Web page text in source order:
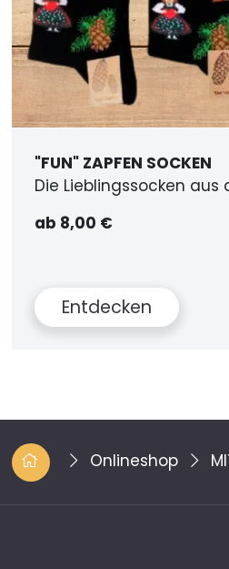
"FUN" ZAPFEN SOCKEN
Die Lieblingssocken
ab 8,00 €
Entdecken
Onlineshop